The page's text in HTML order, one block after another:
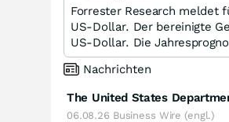
Forrester Research meldet
US-Dollar. Der bereinigte
US-Dollar. Die
Nachrichten
06.08.26 Business Wire (engl.)